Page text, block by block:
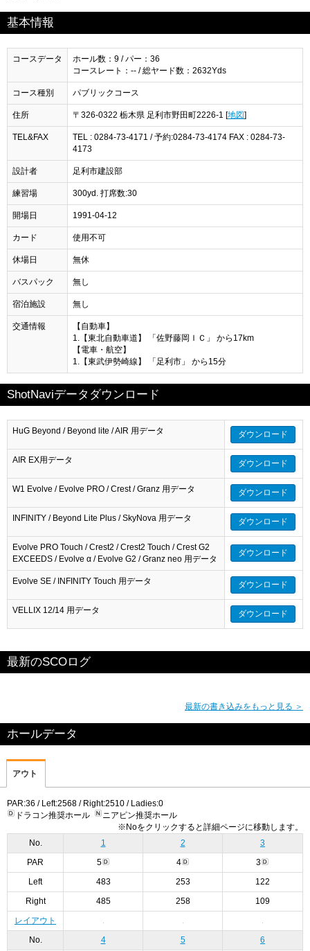
基本情報
コースデータ
ホール数：9 / パー：36
コースレート：-- / 総ヤード数：2632Yds
コース種別 パブリックコース
住所 〒326-0322 栃木県 足利市野田町2226-1 [地図]
TEL&FAX
TEL : 0284-73-4171 / 予約:0284-73-4174 FAX : 0284-73-
4173
設計者 足利市建設部
練習場 300yd. 打席数:30
開場日 1991-04-12
カード 使用不可
休場日 無休
バスパック 無し
宿泊施設 無し
交通情報
【自動車】
1.【東北自動車道】 「佐野藤岡ＩＣ」 から17km
【電車・航空】
1.【東武伊勢崎線】 「足利市」 から15分
ShotNaviデータダウンロード
HuG Beyond / Beyond lite / AIR 用データ ダウンロード
AIR EX用データ ダウンロード
W1 Evolve / Evolve PRO / Crest / Granz 用データ ダウンロード
INFINITY / Beyond Lite Plus / SkyNova 用データ ダウンロード
Evolve PRO Touch / Crest2 / Crest2 Touch / Crest G2
EXCEEDS / Evolve α / Evolve G2 / Granz neo 用データ
ダウンロード
Evolve SE / INFINITY Touch 用データ ダウンロード
VELLIX 12/14 用データ ダウンロード
最新のSCOログ
最新の書き込みをもっと見る ＞
ホールデータ
アウト
PAR:36 / Left:2568 / Right:2510 / Ladies:0
ドラコン推奨ホール
ニアピン推奨ホール
※Noをクリックすると詳細ページに移動します。
No.
1 2 3
PAR 5 4 3
Left 483 253 122
Right 485 258 109
レイアウト
No. 4 5 6